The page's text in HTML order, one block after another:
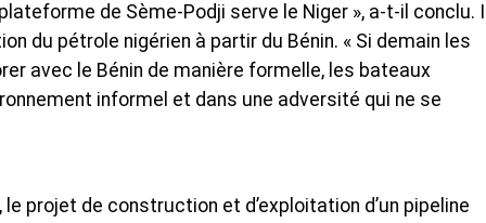
de Sème-Podji serve le Niger », a-t-il conclu. Il
du pétrole nigérien à partir du Bénin. « Si demain les
avec le Bénin de manière formelle, les bateaux
informel et dans une adversité qui ne se
projet de construction et d’exploitation d’un pipeline